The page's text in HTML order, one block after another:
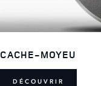
CACHE-MOYEU
DÉCOUVRIR